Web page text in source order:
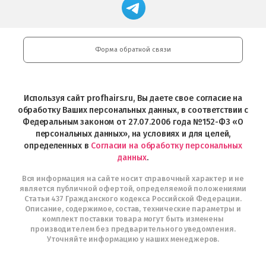
загрузить
Play
профессиональной
Professional
и
Интернет-
Telegram
Форма обратной связи
Используя сайт profhairs.ru, Вы даете свое согласие на
обработку Ваших персональных данных, в соответствии с
Федеральным законом от 27.07.2006 года №152-ФЗ «О
персональных данных», на условиях и для целей,
определенных в Согласии на обработку персональных
данных.
Вся информация на сайте носит справочный характер и не
является публичной офертой, определяемой положениями
Статьи 437 Гражданского кодекса Российской Федерации.
Описание, содержимое, состав, технические параметры и
комплект поставки товара могут быть изменены
производителем без предварительного уведомления.
Уточняйте информацию у наших менеджеров.